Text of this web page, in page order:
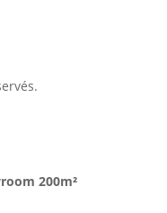
200m²